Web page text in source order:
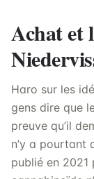
Achat et
Haro sur les
gens dire que
preuve qu’il
n’y a pourtant
publié en 2021